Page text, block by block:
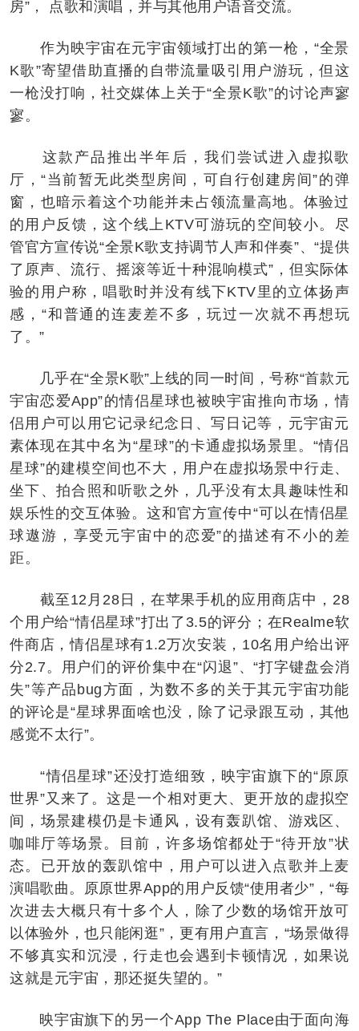
房”， 点歌和演唱，并与其他用户语音交流。
作为映宇宙在元宇宙领域打出的第一枪，“全景
K歌”寄望借助直播的自带流量吸引用户游玩，但这
一枪没打响，社交媒体上关于“全景K歌”的讨论声寥
寥。
这款产品推出半年后，我们尝试进入虚拟歌
厅，“当前暂无此类型房间，可自行创建房间”的弹
窗，也暗示着这个功能并未占领流量高地。体验过
的用户反馈，这个线上KTV可游玩的空间较小。尽
管官方宣传说“全景K歌支持调节人声和伴奏”、“提供
了原声、流行、摇滚等近十种混响模式”，但实际体
验的用户称，唱歌时并没有线下KTV里的立体扬声
感，“和普通的连麦差不多，玩过一次就不再想玩
了。”
几乎在“全景K歌”上线的同一时间，号称“首款元
宇宙恋爱App”的情侣星球也被映宇宙推向市场，情
侣用户可以用它记录纪念日、写日记等，元宇宙元
素体现在其中名为“星球”的卡通虚拟场景里。“情侣
星球”的建模空间也不大，用户在虚拟场景中行走、
坐下、拍合照和听歌之外，几乎没有太具趣味性和
娱乐性的交互体验。这和官方宣传中“可以在情侣星
球遨游，享受元宇宙中的恋爱”的描述有不小的差
距。
截至12月28日，在苹果手机的应用商店中，28
个用户给“情侣星球”打出了3.5的评分；在Realme软
件商店，情侣星球有1.2万次安装，10名用户给出评
分2.7。用户们的评价集中在“闪退”、“打字键盘会消
失”等产品bug方面，为数不多的关于其元宇宙功能
的评论是“星球界面啥也没，除了记录跟互动，其他
感觉不太行”。
“情侣星球”还没打造细致，映宇宙旗下的“原原
世界”又来了。这是一个相对更大、更开放的虚拟空
间，场景建模仍是卡通风，设有轰趴馆、游戏区、
咖啡厅等场景。目前，许多场馆都处于“待开放”状
态。已开放的轰趴馆中，用户可以进入点歌并上麦
演唱歌曲。原原世界App的用户反馈“使用者少”，“每
次进去大概只有十多个人，除了少数的场馆开放可
以体验外，也只能闲逛”，更有用户直言，“场景做得
不够真实和沉浸，行走也会遇到卡顿情况，如果说
这就是元宇宙，那还挺失望的。”
映宇宙旗下的另一个App The Place由于面向海